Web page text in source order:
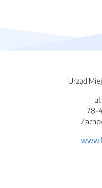
Urząd
78-